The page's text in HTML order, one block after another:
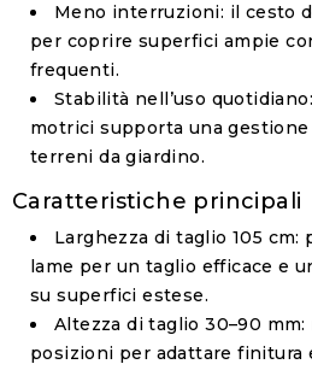
Meno interruzioni: il cesto
per coprire superfici ampie
frequenti.
Stabilità nell’uso quotidiano
motrici supporta una
terreni da giardino.
Caratteristiche principali
Larghezza di taglio 105 cm:
lame per un taglio efficace e
su superfici estese.
Altezza di taglio 30–90 mm:
posizioni per adattare finitura